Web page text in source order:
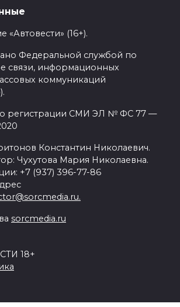
«Автовести» (16+).
Федеральной службой по
связи, информационных
коммуникаций
о регистрации СМИ ЭЛ № ФС 77 —
Константин Николаевич.
Чухутова Мария Николаевна.
+7 (937) 396-77-86
sorcmedia.ru
18+